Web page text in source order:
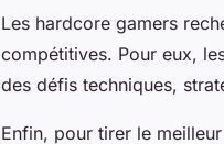
Les hardcore gamers
compétitives. Pour eux,
des défis techniques,
Enfin, pour tirer le